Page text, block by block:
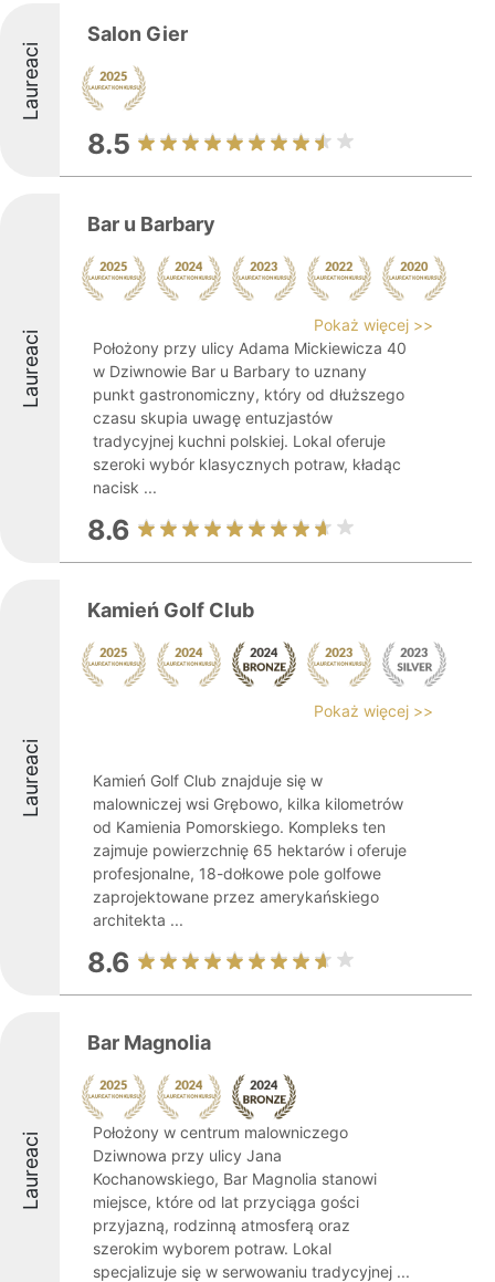
Laureaci
Salon Gier
8.5
Laureaci
Bar u Barbary
Pokaż więcej >>
Położony przy ulicy Adama Mickiewicza 40
w Dziwnowie Bar u Barbary to uznany
punkt gastronomiczny, który od dłuższego
czasu skupia uwagę entuzjastów
tradycyjnej kuchni polskiej. Lokal oferuje
szeroki wybór klasycznych potraw, kładąc
nacisk ...
8.6
Laureaci
Kamień Golf Club
Pokaż więcej >>
Kamień Golf Club znajduje się w
malowniczej wsi Grębowo, kilka kilometrów
od Kamienia Pomorskiego. Kompleks ten
zajmuje powierzchnię 65 hektarów i oferuje
profesjonalne, 18-dołkowe pole golfowe
zaprojektowane przez amerykańskiego
architekta ...
8.6
Laureaci
Bar Magnolia
Położony w centrum malowniczego
Dziwnowa przy ulicy Jana
Kochanowskiego, Bar Magnolia stanowi
miejsce, które od lat przyciąga gości
przyjazną, rodzinną atmosferą oraz
szerokim wyborem potraw. Lokal
specjalizuje się w serwowaniu tradycyjnej ...